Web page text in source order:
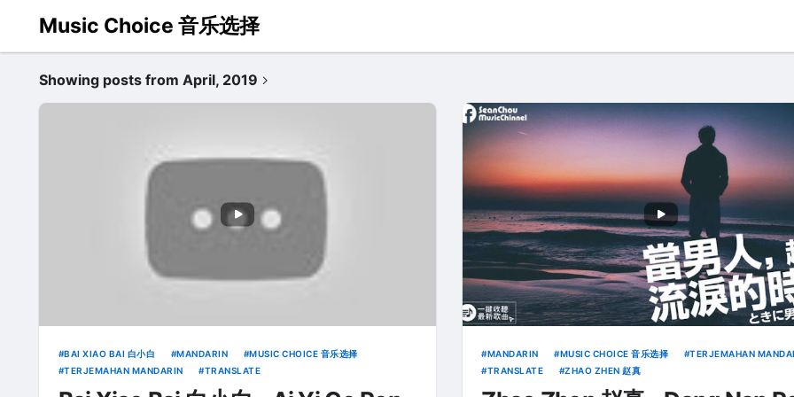
Music Choice 音乐选择
Showing posts from April, 2019
BAI XIAO BAI 白小白 MANDARIN
MUSIC CHOICE 音乐选择
TERJEMAHAN MANDARIN
TRANSLATE
MANDARIN MUSIC CHOICE 音乐选择
TERJEMAHAN
TRANSLATE
ZHAO ZHEN 赵真